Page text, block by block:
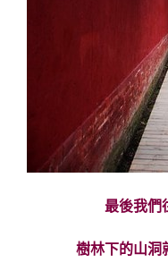
最後我們
樹林下的山洞